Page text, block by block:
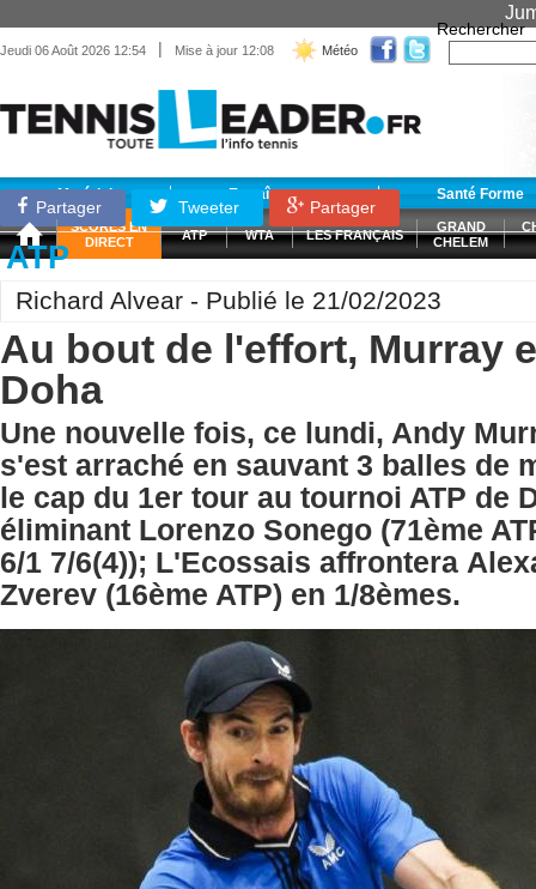
Jeudi 06 Août 2026 12:54 | Mise à jour 12:08 Météo
Rechercher
Matériel Entraînement Santé Forme
SCORES EN
DIRECT
ATP WTA LES FRANÇAIS
GRAND
CHELEM
Partager Tweeter Partager
ATP
Richard Alvear - Publié le 21/02/2023
Au bout de l'effort, Murray
Doha
Une nouvelle fois, ce lundi, Andy
s'est arraché en sauvant 3 balles de
le cap du 1er tour au tournoi ATP de
éliminant Lorenzo Sonego (71ème
6/1 7/6(4)); L'Ecossais affrontera
Zverev (16ème ATP) en 1/8èmes.